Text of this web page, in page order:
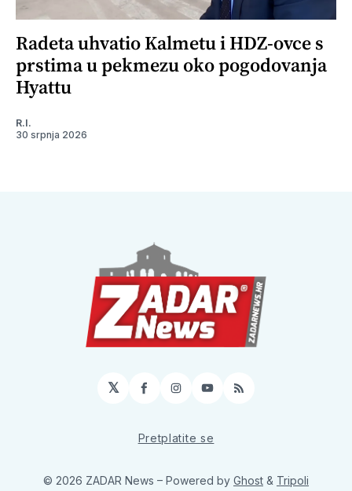
Radeta uhvatio Kalmetu i HDZ-ovce s
prstima u pekmezu oko pogodovanja
Hyattu
R.I.
30 srpnja 2026
𝕏 Facebook
Instagram
YouTube
RSS
Pretplatite se
© 2026 ZADAR News – Powered by Ghost & Tripoli